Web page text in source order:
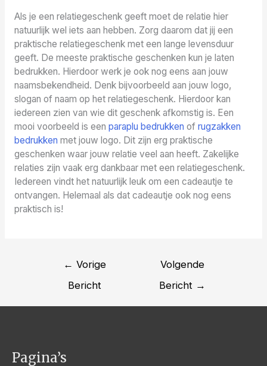
Als je een relatiegeschenk geeft moet de relatie hier
natuurlijk wel iets aan hebben. Zorg daarom dat jij een
praktische relatiegeschenk met een lange levensduur
geeft. De meeste praktische geschenken kun je laten
bedrukken. Hierdoor werk je ook nog eens aan jouw
naamsbekendheid. Denk bijvoorbeeld aan jouw logo,
slogan of naam op het relatiegeschenk. Hierdoor kan
iedereen zien van wie dit geschenk afkomstig is. Een
mooi voorbeeld is een paraplu bedrukken of rugzakken
bedrukken met jouw logo. Dit zijn erg praktische
geschenken waar jouw relatie veel aan heeft. Zakelijke
relaties zijn vaak erg dankbaar met een relatiegeschenk.
Iedereen vindt het natuurlijk leuk om een cadeautje te
ontvangen. Helemaal als dat cadeautje ook nog eens
praktisch is!
Bericht
navigatie
← Vorige
Bericht
Volgende
Bericht →
Pagina’s